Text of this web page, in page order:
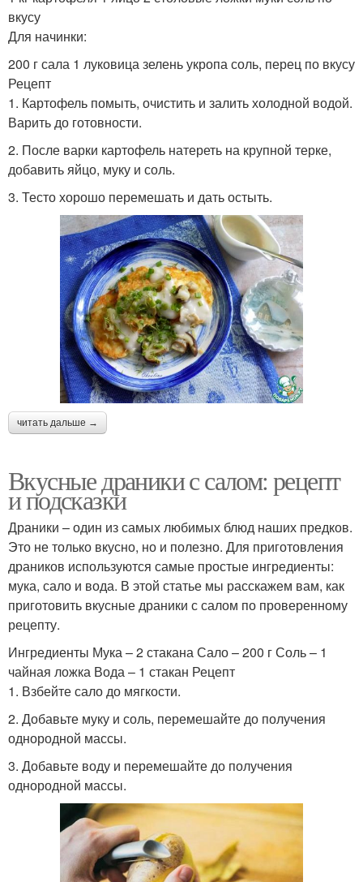
вкусу
Для начинки:
200 г сала 1 луковица зелень укропа соль, перец по вкусу
Рецепт
1. Картофель помыть, очистить и залить холодной водой.
Варить до готовности.
2. После варки картофель натереть на крупной терке,
добавить яйцо, муку и соль.
3. Тесто хорошо перемешать и дать остыть.
читать дальше →
Вкусные драники с салом: рецепт
и подсказки
Драники – один из самых любимых блюд наших предков.
Это не только вкусно, но и полезно. Для приготовления
драников используются самые простые ингредиенты:
мука, сало и вода. В этой статье мы расскажем вам, как
приготовить вкусные драники с салом по проверенному
рецепту.
Ингредиенты Мука – 2 стакана Сало – 200 г Соль – 1
чайная ложка Вода – 1 стакан Рецепт
1. Взбейте сало до мягкости.
2. Добавьте муку и соль, перемешайте до получения
однородной массы.
3. Добавьте воду и перемешайте до получения
однородной массы.